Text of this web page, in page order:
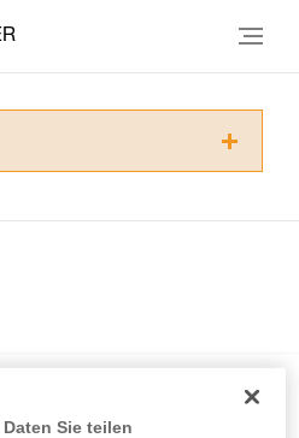
enthaltenen
in der Lage sind, den
Sie teilen